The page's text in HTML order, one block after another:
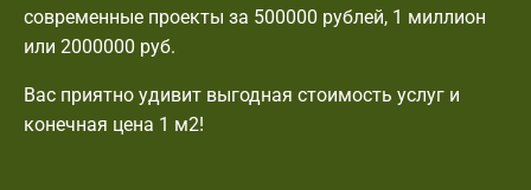
современные проекты за 500000 рублей, 1 миллион
или 2000000 руб.
Вас приятно удивит выгодная стоимость услуг и
конечная цена 1 м2!